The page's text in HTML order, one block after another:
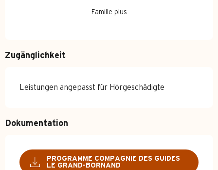
Famille plus
Zugänglichkeit
Leistungen angepasst für Hörgeschädigte
Dokumentation
PROGRAMME COMPAGNIE DES GUIDES
LE GRAND-BORNAND